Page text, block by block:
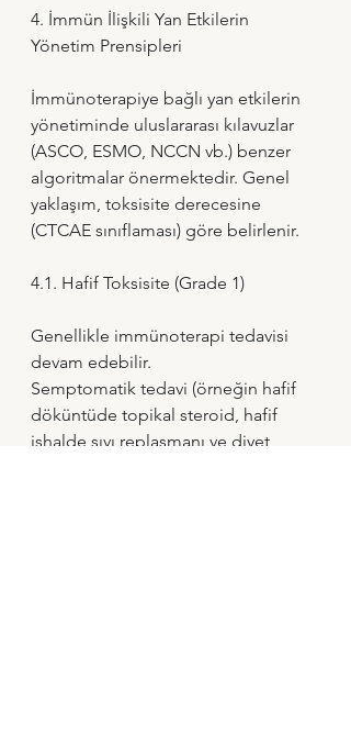
4. İmmün İlişkili Yan Etkilerin
Yönetim Prensipleri
İmmünoterapiye bağlı yan etkilerin
yönetiminde uluslararası kılavuzlar
(ASCO, ESMO, NCCN vb.) benzer
algoritmalar önermektedir. Genel
yaklaşım, toksisite derecesine
(CTCAE sınıflaması) göre belirlenir.
4.1. Hafif Toksisite (Grade 1)
Genellikle immünoterapi tedavisi
devam edebilir.
Semptomatik tedavi (örneğin hafif
döküntüde topikal steroid, hafif
ishalde sıvı replasmanı ve diyet